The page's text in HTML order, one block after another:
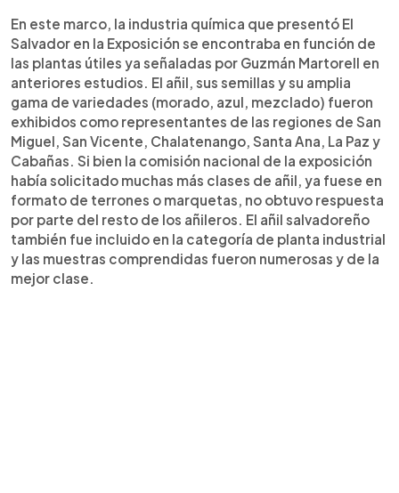
En este marco, la industria química que presentó El
Salvador en la Exposición se encontraba en función de
las plantas útiles ya señaladas por Guzmán Martorell en
anteriores estudios. El añil, sus semillas y su amplia
gama de variedades (morado, azul, mezclado) fueron
exhibidos como representantes de las regiones de San
Miguel, San Vicente, Chalatenango, Santa Ana, La Paz y
Cabañas. Si bien la comisión nacional de la exposición
había solicitado muchas más clases de añil, ya fuese en
formato de terrones o marquetas, no obtuvo respuesta
por parte del resto de los añileros. El añil salvadoreño
también fue incluido en la categoría de planta industrial
y las muestras comprendidas fueron numerosas y de la
mejor clase.